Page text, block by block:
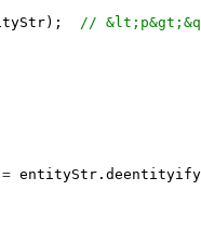
//